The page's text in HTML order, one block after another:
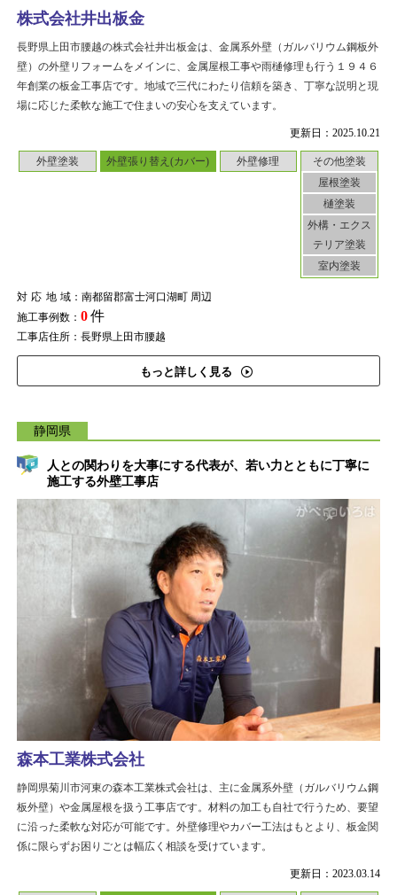
更新日：2025.10.21
外壁塗装 外壁張り替え(カバー) 外壁修理
その他塗装
屋根塗装
樋塗装
外構・エクス
テリア塗装
室内塗装
対応地域：南都留郡富士河口湖町 周辺
施工事例数： 0件
工事店住所：長野県上田市腰越
もっと詳しく見る
株式会社井出板金
長野県上田市腰越の株式会社井出板金は、金属系外壁（ガルバリウム鋼板外
壁）の外壁リフォームをメインに、金属屋根工事や雨樋修理も行う１９４６
年創業の板金工事店です。地域で三代にわたり信頼を築き、丁寧な説明と現
場に応じた柔軟な施工で住まいの安心を支えています。
静岡県
人との関わりを大事にする代表が、若い力とともに丁寧に
施工する外壁工事店
更新日：2023.03.14
森本工業株式会社
静岡県菊川市河東の森本工業株式会社は、主に金属系外壁（ガルバリウム鋼
板外壁）や金属屋根を扱う工事店です。材料の加工も自社で行うため、要望
に沿った柔軟な対応が可能です。外壁修理やカバー工法はもとより、板金関
係に限らずお困りごとは幅広く相談を受けています。